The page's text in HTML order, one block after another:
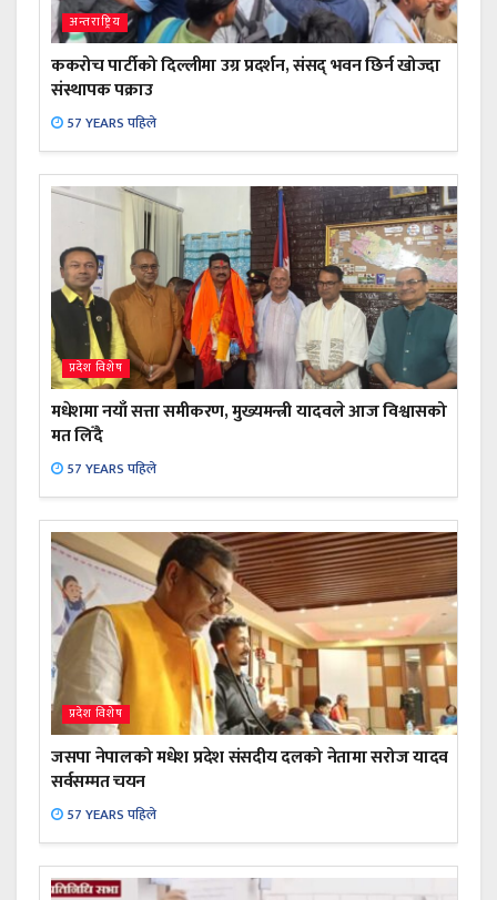
अन्तराष्ट्रिय
ककरोच पार्टीको दिल्लीमा उग्र प्रदर्शन, संसद् भवन छिर्न खोज्दा
संस्थापक पक्राउ
57 YEARS पहिले
प्रदेश विशेष
मधेशमा नयाँ सत्ता समीकरण, मुख्यमन्त्री यादवले आज विश्वासको
मत लिँदै
57 YEARS पहिले
प्रदेश विशेष
जसपा नेपालको मधेश प्रदेश संसदीय दलको नेतामा सरोज यादव
सर्वसम्मत चयन
57 YEARS पहिले